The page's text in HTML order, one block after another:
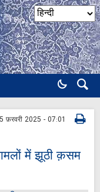
फ़रवरी 2025 - 07:01
में झूठी क़सम